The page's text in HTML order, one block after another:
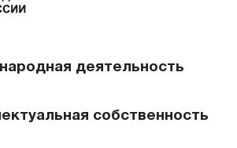
деятельность
собственность